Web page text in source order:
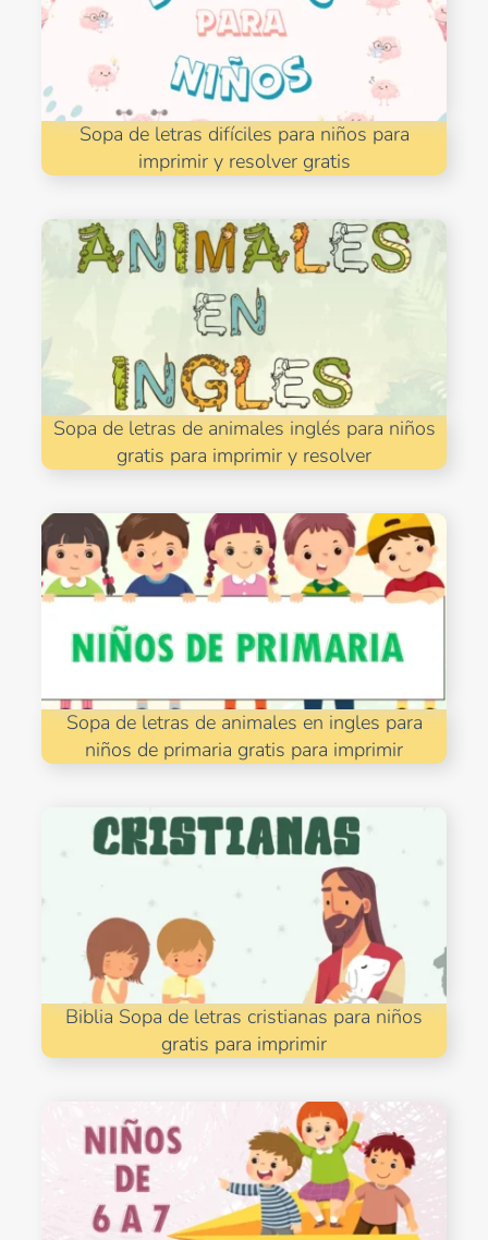
Sopa de letras difíciles para niños para
imprimir y resolver gratis
Sopa de letras de animales inglés para niños
gratis para imprimir y resolver
Sopa de letras de animales en ingles para
niños de primaria gratis para imprimir
Biblia Sopa de letras cristianas para niños
gratis para imprimir